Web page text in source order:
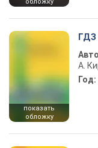
показать
обложку
ГДЗ
А.
Год: